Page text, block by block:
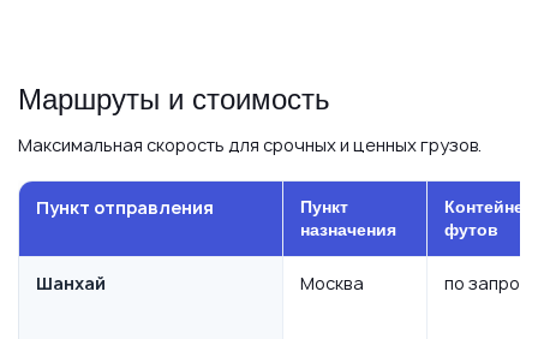
Маршруты и стоимость
Максимальная скорость для срочных и ценных грузов.
Пункт отправления
Пункт
назначения
Контейнер
футов
Шанхай Москва по запросу